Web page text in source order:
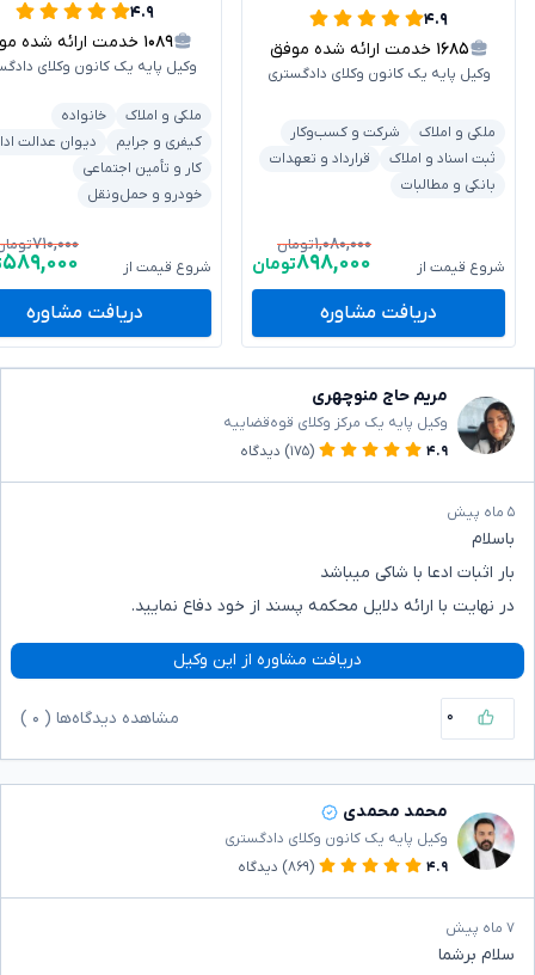
۴.۹
۱۶۸۵ خدمت ارائه شده موفق
وکیل پایه یک کانون وکلای دادگستری
ملکی و املاک
شرکت و کسب‌وکار
ثبت اسناد و املاک
قرارداد و تعهدات
بانکی و مطالبات
شروع قیمت از
۱,۰۸۰,۰۰۰تومان
۸۹۸,۰۰۰تومان
دریافت مشاوره
۴.۹
۱۰۸۹ خدمت ارائه شده موفق
وکیل پایه یک کانون وکلای
ملکی و املاک
خانواده
کیفری و جرایم
دیوان عدالت
کار و تأمین اجتماعی
خودرو و حمل‌ونقل
شروع قیمت از
۷۱۰,۰۰۰
۵۸۹,۰۰۰
دریافت مشاوره
مریم حاج منوچهری
وکیل پایه یک مرکز وکلای قوه‌قضاییه
۴.۹
(۱۷۵) دیدگاه
۵ ماه پیش
باسلام
بار اثبات ادعا با شاکی میباشد
در نهایت با ارائه دلایل محکمه پسند از خود دفاع نمایید.
دریافت مشاوره از این وکیل
۰ مشاهده دیدگاه‌ها ( ۰
محمد محمدی
وکیل پایه یک کانون وکلای دادگستری
۴.۹
(۸۶۹) دیدگاه
۷ ماه پیش
سلام برشما